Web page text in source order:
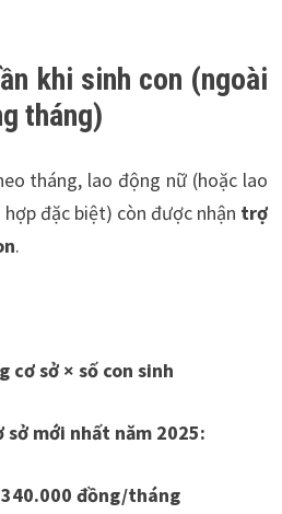
khi sinh con (ngoài
tháng)
tháng, lao động nữ (hoặc lao
đặc biệt) còn được nhận trợ
.
cơ sở × số con sinh
sở mới nhất năm 2025:
đồng/tháng